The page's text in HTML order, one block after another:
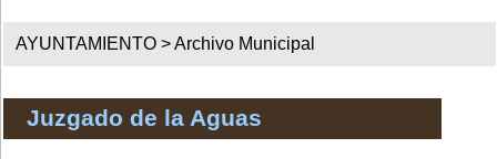
AYUNTAMIENTO >Archivo Municipal
Juzgado de la Aguas